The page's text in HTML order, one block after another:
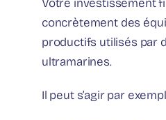
concrètement des
productifs utilisés par
ultramarines.
Il peut s’agir par